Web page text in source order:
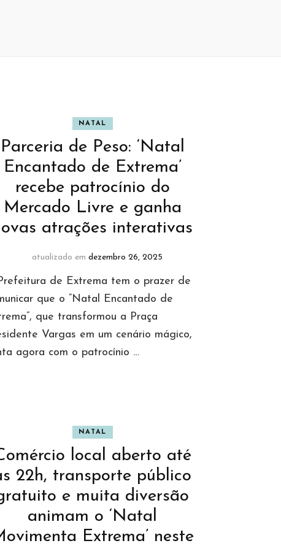
NATAL
Parceria de Peso: ‘Natal
Encantado de Extrema’
recebe patrocínio do
Mercado Livre e ganha
atrações interativas
atualizado em dezembro 26, 2025
de Extrema tem o prazer de
que o “Natal Encantado de
que transformou a Praça
Vargas em um cenário mágico,
agora com o patrocínio …
NATAL
local aberto até
22h, transporte público
e muita diversão
animam o ‘Natal
Extrema’ neste